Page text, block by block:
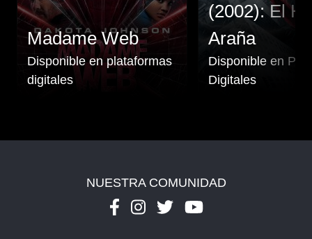
Madame Web
Disponible en plataformas
digitales
(2002): El
Araña
Disponible en
Digitales
NUESTRA COMUNIDAD